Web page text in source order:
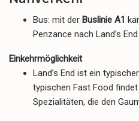
Bus: mit der Buslinie A1
Penzance nach Land’s
Einkehrmöglichkeit
Land’s End ist ein
typischen Fast Food
Spezialitäten, die den